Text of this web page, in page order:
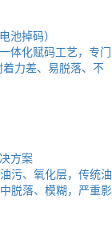
池掉码）
体化赋码工艺，专门
力差、易脱落、不
方案
污、氧化层，传统油
脱落、模糊，严重影